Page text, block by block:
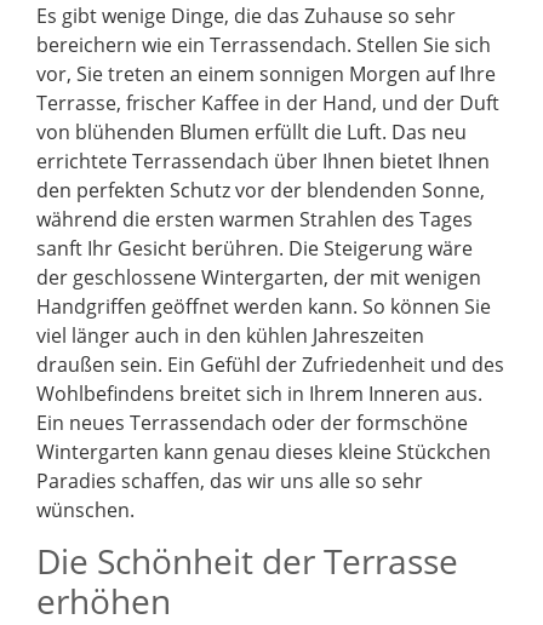
Es gibt wenige Dinge, die das Zuhause so sehr
bereichern wie ein Terrassendach. Stellen Sie sich
vor, Sie treten an einem sonnigen Morgen auf Ihre
Terrasse, frischer Kaffee in der Hand, und der Duft
von blühenden Blumen erfüllt die Luft. Das neu
errichtete Terrassendach über Ihnen bietet Ihnen
den perfekten Schutz vor der blendenden Sonne,
während die ersten warmen Strahlen des Tages
sanft Ihr Gesicht berühren. Die Steigerung wäre
der geschlossene Wintergarten, der mit wenigen
Handgriffen geöffnet werden kann. So können Sie
viel länger auch in den kühlen Jahreszeiten
draußen sein. Ein Gefühl der Zufriedenheit und des
Wohlbefindens breitet sich in Ihrem Inneren aus.
Ein neues Terrassendach oder der formschöne
Wintergarten kann genau dieses kleine Stückchen
Paradies schaffen, das wir uns alle so sehr
wünschen.
Die Schönheit der Terrasse
erhöhen